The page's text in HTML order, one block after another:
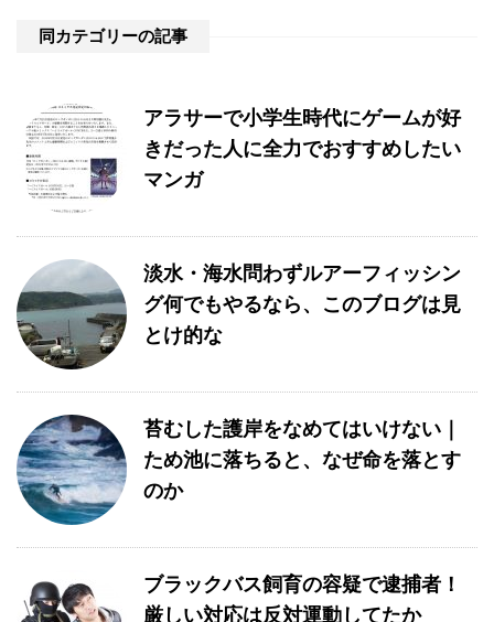
同カテゴリーの記事
アラサーで小学生時代にゲームが好
きだった人に全力でおすすめしたい
マンガ
淡水・海水問わずルアーフィッシン
グ何でもやるなら、このブログは見
とけ的な
苔むした護岸をなめてはいけない｜
ため池に落ちると、なぜ命を落とす
のか
ブラックバス飼育の容疑で逮捕者！
厳しい対応は反対運動してたか